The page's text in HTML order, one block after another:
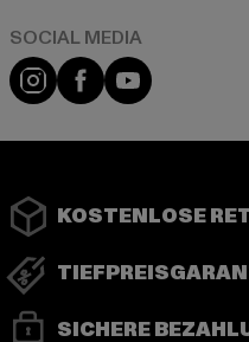
Instagram
FacebookYouTube
KOSTENLOSE
SICHERE